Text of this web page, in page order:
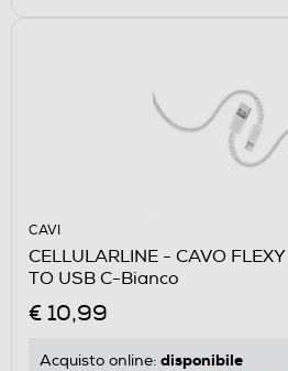
CAVI
CELLULARLINE - CAVO
TO USB C-Bianco
€ 10,99
Acquisto online: disponibile